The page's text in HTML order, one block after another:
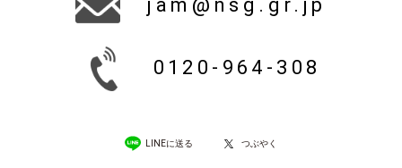
0120-964-308
LINEに送る つぶやく